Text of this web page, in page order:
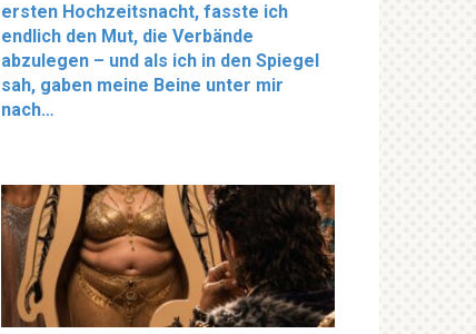
ersten Hochzeitsnacht, fasste ich
endlich den Mut, die Verbände
abzulegen – und als ich in den Spiegel
sah, gaben meine Beine unter mir
nach…